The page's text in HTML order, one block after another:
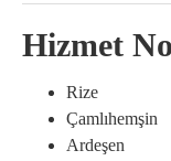
Hizmet
Rize
Çamlıhemşin
Ardeşen